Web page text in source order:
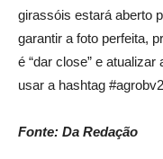
girassóis estará aberto
garantir a foto perfeita,
é “dar close” e
usar a hashtag
Fonte: Da Redação